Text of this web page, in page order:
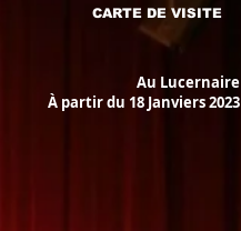
CARTE DE VISITE
Au Lucernaire
À partir du 18 Janviers 2023